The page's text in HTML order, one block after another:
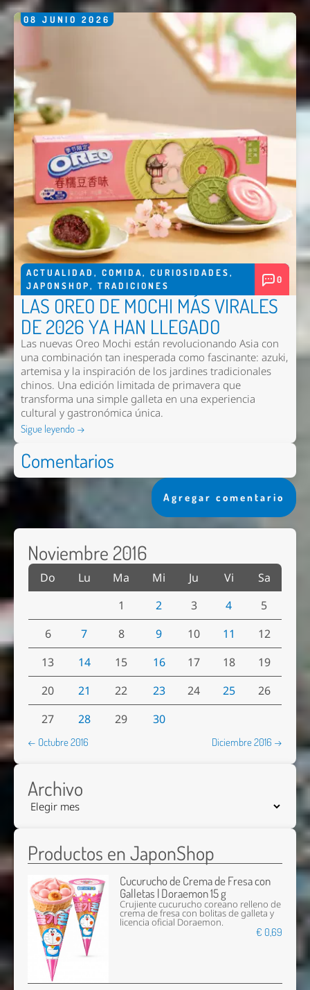
08 JUNIO 2026
ACTUALIDAD , COMIDA, CURIOSIDADES,
JAPONSHOP, TRADICIONES
0
LAS OREO DE MOCHI MÁS VIRALES
DE 2026 YA HAN LLEGADO
Las nuevas Oreo Mochi están revolucionando Asia con
una combinación tan inesperada como fascinante: azuki,
artemisa y la inspiración de los jardines tradicionales
chinos. Una edición limitada de primavera que
transforma una simple galleta en una experiencia
cultural y gastronómica única.
Sigue leyendo →
Comentarios
Agregar comentario
Noviembre 2016
Do Lu Ma Mi Ju Vi
Sa
1
2 3 4
5
6
7 8 9 10 11
12
13
14 15 16 17 18
19
20
21 22 23 24 25
26
27
28 29 30
← Octubre 2016 Diciembre 2016 →
Archivo
Productos en JaponShop
Cucurucho de Crema de Fresa con
Galletas | Doraemon 15 g
Crujiente cucurucho coreano relleno de
crema de fresa con bolitas de galleta y
licencia oficial Doraemon.
€ 0,69